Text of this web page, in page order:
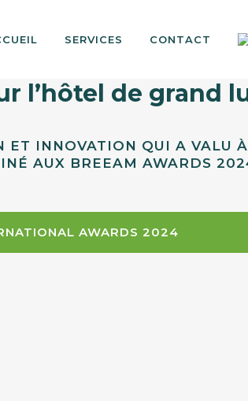
SERVICES CONTACT
l’hôtel de grand
ET INNOVATION QUI A VALU À
AUX BREEAM AWARDS
AWARDS 2024